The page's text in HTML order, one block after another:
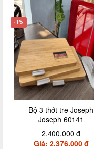
-1%
Bộ 3 thớt tre Joseph
Joseph 60141
2.400.000 đ
Giá: 2.376.000 đ